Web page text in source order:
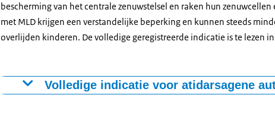
bescherming van het centrale zenuwstelsel en raken hun
met MLD krijgen een verstandelijke beperking en kunnen steeds
overlijden kinderen. De volledige geregistreerde indicatie is te lezen
Volledige indicatie voor atidarsagene